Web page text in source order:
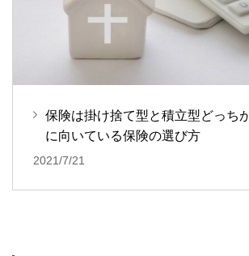
保険は掛け捨て型と積立型どっち
に向いている保険の選び方
2021/7/21